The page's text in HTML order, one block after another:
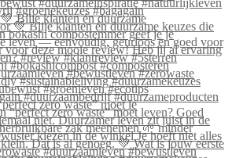
Blije klanten én duurzame
zero waste” moet le